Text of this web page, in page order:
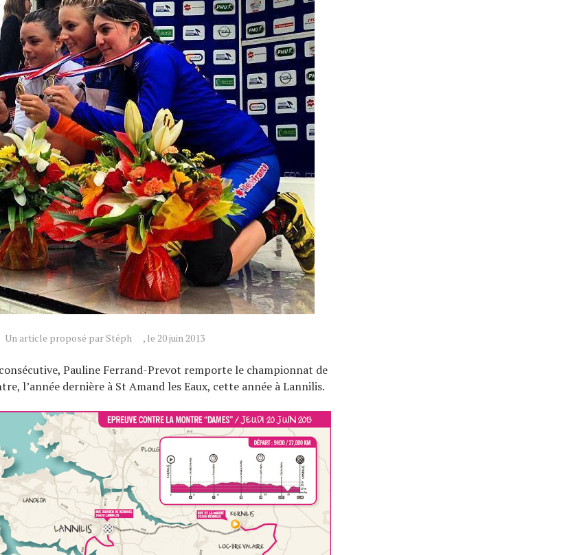
Un article proposé par Stéph , le 20 juin 2013
Pauline Ferrand-Prevot remporte le championnat de
l’année dernière à St Amand les Eaux, cette année à Lannilis.